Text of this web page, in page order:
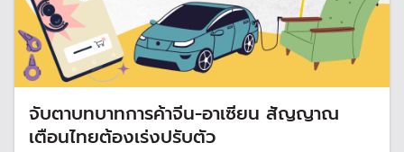
จับตาบทบาทการค้าจีน-อาเซียน สัญญาณ
เตือนไทยต้องเร่งปรับตัว